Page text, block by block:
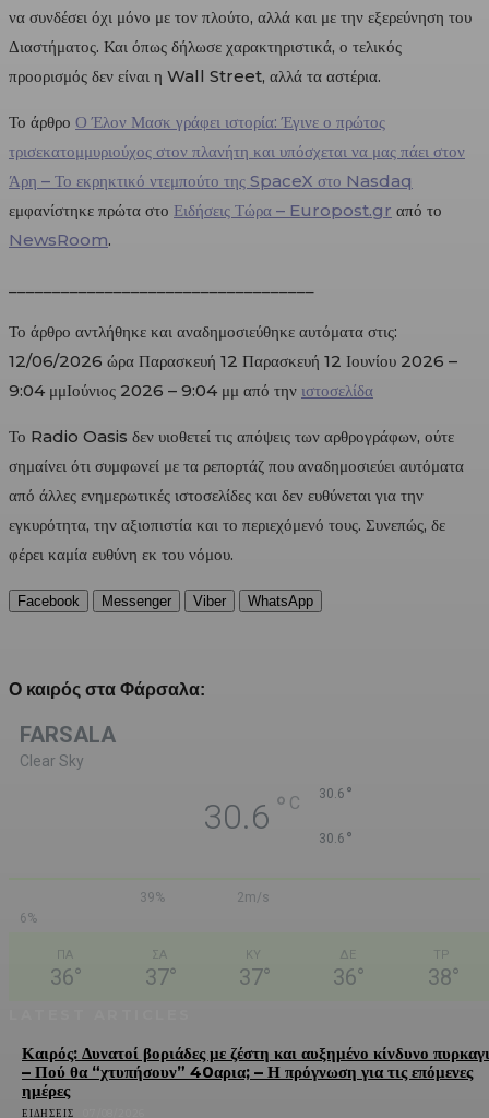
να συνδέσει όχι μόνο με τον πλούτο, αλλά και με την εξερεύνηση του
Διαστήματος. Και όπως δήλωσε χαρακτηριστικά, ο τελικός
προορισμός δεν είναι η Wall Street, αλλά τα αστέρια.
Το άρθρο Ο Έλον Μασκ γράφει ιστορία: Έγινε ο πρώτος
τρισεκατομμυριούχος στον πλανήτη και υπόσχεται να μας πάει στον
Άρη – Το εκρηκτικό ντεμπούτο της SpaceX στο Nasdaq
εμφανίστηκε πρώτα στο Ειδήσεις Τώρα – Europost.gr από το
NewsRoom.
Το άρθρο αντλήθηκε και αναδημοσιεύθηκε αυτόματα στις:
12/06/2026 ώρα Παρασκευή 12 Παρασκευή 12 Ιουνίου 2026 –
9:04 μμΙούνιος 2026 – 9:04 μμ από την ιστοσελίδα
Το Radio Oasis δεν υιοθετεί τις απόψεις των αρθρογράφων, ούτε
σημαίνει ότι συμφωνεί με τα ρεπορτάζ που αναδημοσιεύει αυτόματα
από άλλες ενημερωτικές ιστοσελίδες και δεν ευθύνεται για την
εγκυρότητα, την αξιοπιστία και το περιεχόμενό τους. Συνεπώς, δε
φέρει καμία ευθύνη εκ του νόμου.
Facebook Messenger Viber WhatsApp
Ο καιρός στα Φάρσαλα:
FARSALA
Clear Sky
30.6 ° C 30.6 °
30.6 °
39%
2m/s
6%
ΠΑ
36°
ΣΑ
37°
ΚΥ
37°
ΔΕ
36°
ΤΡ
38°
Καιρός: Δυνατοί βοριάδες με ζέστη και αυξημένο κίνδυνο
– Πού θα “χτυπήσουν” 40αρια; – Η πρόγνωση για τις επόμενες
ημέρες
ΕΙΔΉΣΕΙΣ